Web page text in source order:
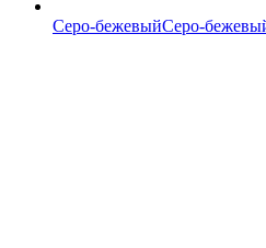
Серо-бежевыйСеро-